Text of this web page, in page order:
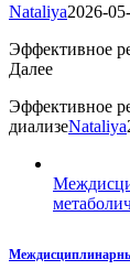
Nataliya2026-
Эффективное
Далее
Эффективное
диализеNataliya